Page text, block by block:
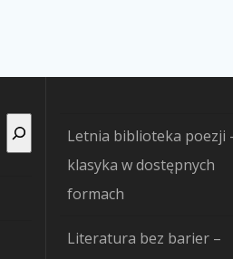
Letnia biblioteka poezji
klasyka w dostępnych
formach
Literatura bez barier –